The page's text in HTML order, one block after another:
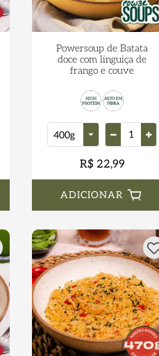
Powersoup de Batata
doce com linguiça de
frango e couve
R$ 22,99
ADICIONAR